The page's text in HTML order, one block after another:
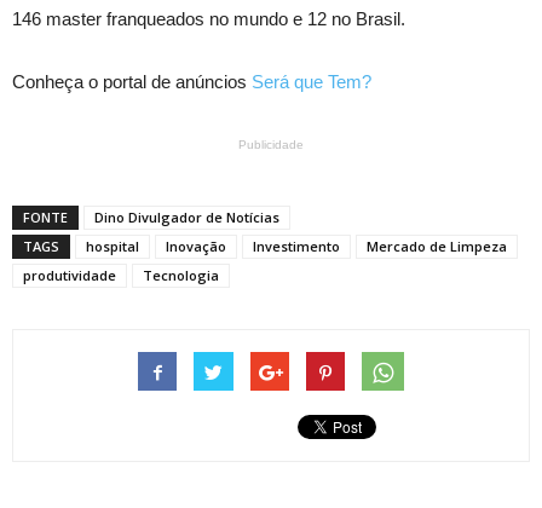
146 master franqueados no mundo e 12 no Brasil.
Conheça o portal de anúncios Será que Tem?
Publicidade
FONTE
Dino Divulgador de Notícias
TAGS
hospital Inovação Investimento
Mercado de Limpeza
produtividade
Tecnologia